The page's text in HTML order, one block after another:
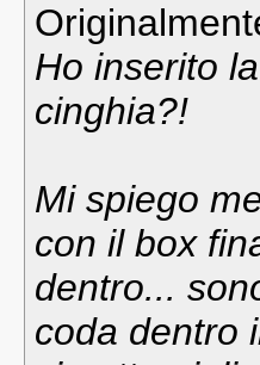
Ho inserito
cinghia?!
Mi spiego
con il box
dentro...
coda dentro